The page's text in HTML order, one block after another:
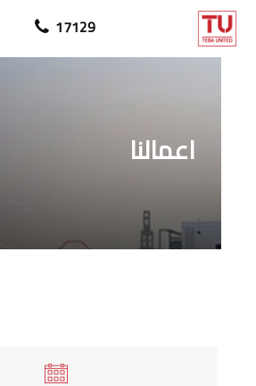
Skip
17129
اعمالنا